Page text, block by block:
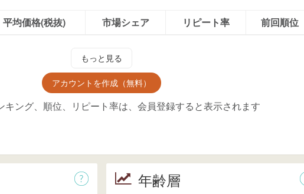
平均価格(税抜) 市場シェア リピート率 前回順位
もっと見る
アカウントを作成（無料）
キング、順位、リピート率は、会員登録すると表示されます
年齢層